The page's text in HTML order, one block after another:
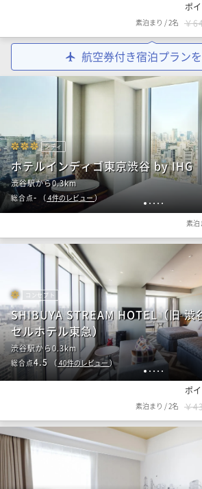
ポ
素泊まり /2名 ￥
航空券付き宿泊プラン
1 2 3 4 5
シティ
ホテルインディゴ東京渋谷 by IHG
渋谷駅から0.3km
総合点- （ 4件のレビュー）
素泊
1 2 3 4 5
コンセプト
SHIBUYA STREAM HOTEL（旧 渋
セルホテル東急）
渋谷駅から0.3km
総合点4.5 （ 40件のレビュー）
ポ
素泊まり /2名 ￥